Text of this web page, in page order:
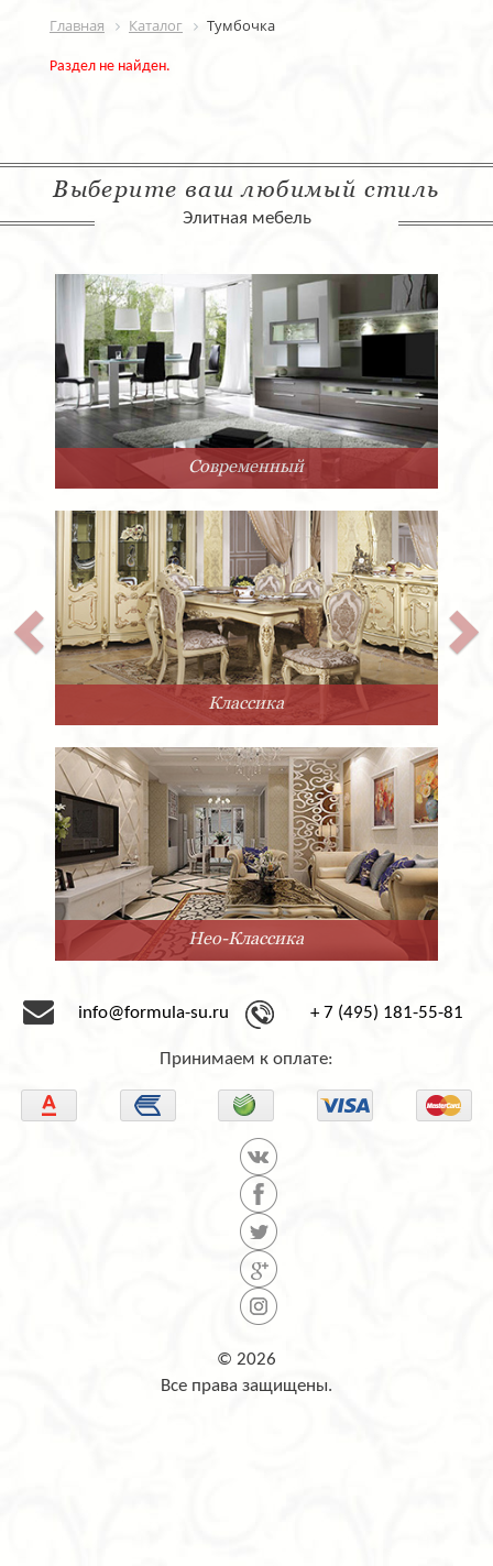
Главная Каталог Тумбочка
Раздел не найден.
Выберите ваш любимый стиль
Элитная мебель
Современный
Классика
Нео-Классика
info@formula-su.ru + 7 (495) 181-55-81
Принимаем к оплате:
© 2026
Все права защищены.